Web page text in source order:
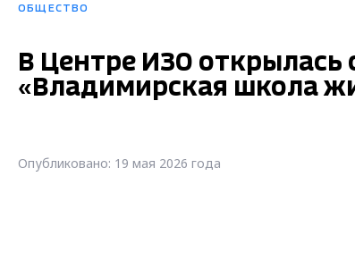
ОБЩЕСТВО
В Центре ИЗО открылась
«Владимирская школа
Опубликовано: 19 мая 2026 года